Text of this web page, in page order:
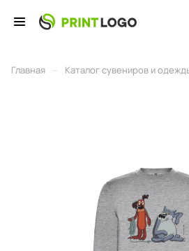
Главная Каталог сувениров и